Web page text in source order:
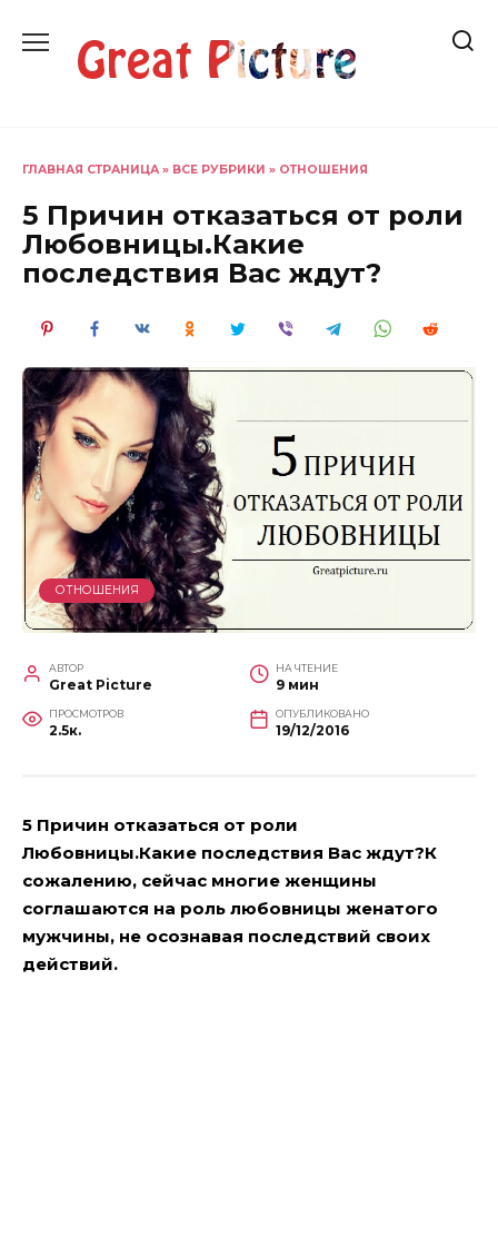
содержанию
ГЛАВНАЯ СТРАНИЦА » ВСЕ РУБРИКИ » ОТНОШЕНИЯ
5 Причин отказаться от роли
Любовницы.Какие
последствия Вас ждут?
ОТНОШЕНИЯ
АВТОР
Great Picture
НА ЧТЕНИЕ
9 мин
ПРОСМОТРОВ
2.5к.
ОПУБЛИКОВАНО
19/12/2016
5 Причин отказаться от роли
Любовницы.Какие последствия Вас ждут?К
сожалению, сейчас многие женщины
соглашаются на роль любовницы женатого
мужчины, не осознавая последствий своих
действий.